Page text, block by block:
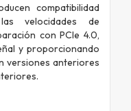
compatibilidad
velocidades de
con PCIe 4.0,
y proporcionando
versiones anteriores